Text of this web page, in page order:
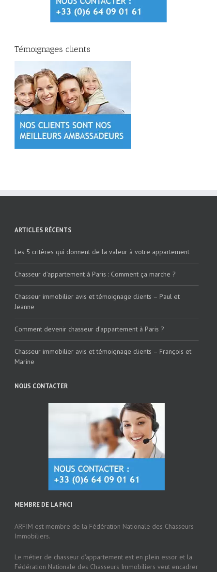
Témoignages clients
ARTICLES RÉCENTS
Les 5 critères qui donnent de la valeur à votre appartement
Chasseur d’appartement à Paris : Comment ça marche ?
Chasseur immobilier avis et témoignage clients – Paul et
Jeanne
Comment devenir chasseur d’appartement à Paris ?
Chasseur immobilier avis et témoignage clients – François et
Marine
NOUS CONTACTER
MEMBRE DE LA FNCI
ARFIM est membre de la Fédération Nationale des Chasseurs
Immobiliers.
Le métier de chasseur d'appartement est en plein essor et la
Fédération Nationale des Chasseurs Immobiliers veut encadrer